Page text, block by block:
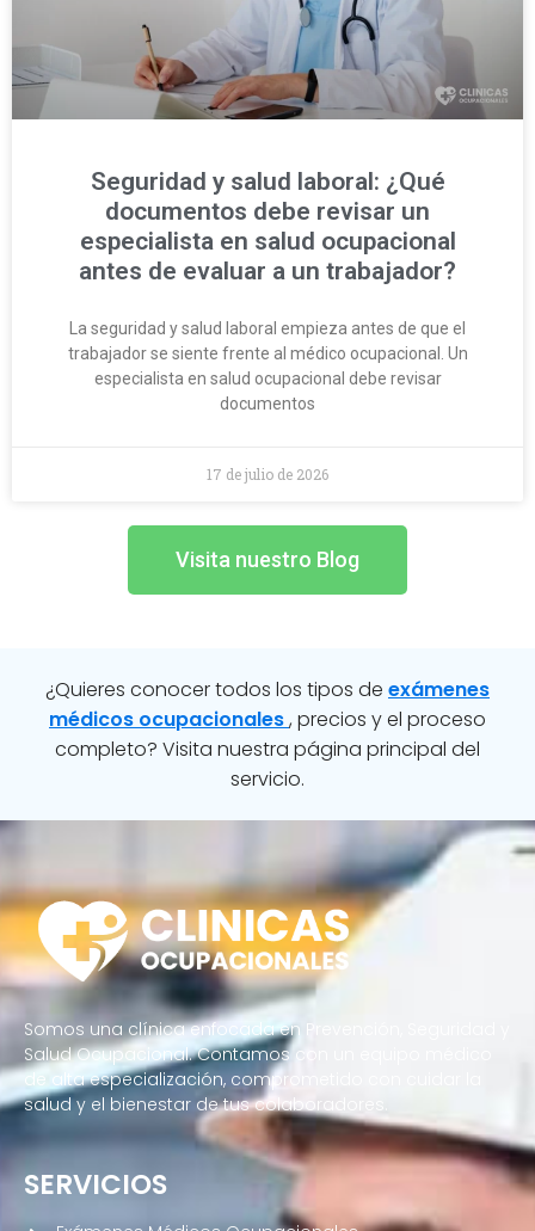
Seguridad y salud laboral: ¿Qué
documentos debe revisar un
especialista en salud ocupacional
antes de evaluar a un trabajador?
La seguridad y salud laboral empieza antes de que el
trabajador se siente frente al médico ocupacional. Un
especialista en salud ocupacional debe revisar
documentos
17 de julio de 2026
Visita nuestro Blog
¿Quieres conocer todos los tipos de exámenes
médicos ocupacionales, precios y el proceso
completo? Visita nuestra página principal del
servicio.
Somos una clínica enfocada en Prevención, Seguridad y
Salud Ocupacional. Contamos con un equipo médico
de alta especialización, comprometido con cuidar la
salud y el bienestar de tus colaboradores.
SERVICIOS